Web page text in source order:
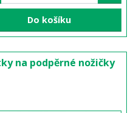
Do košíku
na podpěrné nožičky